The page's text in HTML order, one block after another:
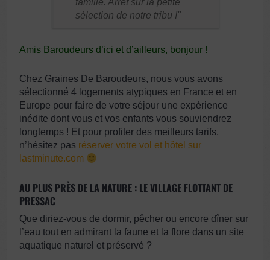
famille. Arrêt sur la petite
sélection de notre tribu !
Amis Baroudeurs d’ici et d’ailleurs, bonjour !
Chez Graines De Baroudeurs, nous vous avons
sélectionné 4 logements atypiques en France et en
Europe pour faire de votre séjour une expérience
inédite dont vous et vos enfants vous souviendrez
longtemps ! Et pour profiter des meilleurs tarifs,
n’hésitez pas réserver votre vol et hôtel sur
lastminute.com
AU PLUS PRÈS DE LA NATURE : LE VILLAGE FLOTTANT DE
PRESSAC
Que diriez-vous de dormir, pêcher ou encore dîner sur
l’eau tout en admirant la faune et la flore dans un site
aquatique naturel et préservé ?